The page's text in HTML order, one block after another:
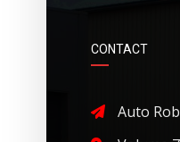
CONTACT
Auto